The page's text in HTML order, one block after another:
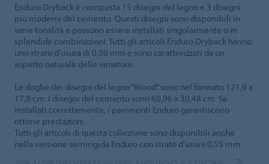
Enduro Dryback è composta 15 disegni del legno e 3 disegni
più moderni del cemento. Questi disegni sono disponibili in
varie tonalità e possono essere installati singolarmente o in
splendide combinazioni. Tutti gli articoli Enduro Dryback hanno
uno strato d’usura di 0,30 mm e sono caratterizzati da un
aspetto naturale delle venature.
Le doghe dei disegni del legno “Wood” sono nel formato 121,9 x
17,8 cm. I disegni del cemento sono 60,96 x 30,48 cm. Se
installati correttamente, i pavimenti Enduro garantiscono
ottime prestazioni.
Tutti gli articoli di questa collezione sono disponibili anche
nella versione semirigida Enduro con strato d’usura 0,55 mm.